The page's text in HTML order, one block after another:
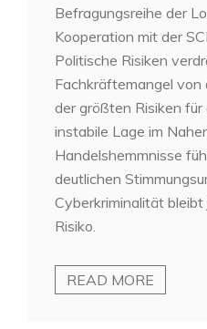
Befragungsreihe der
Kooperation mit der
Politische Risiken
Fachkräftemangel
der größten Risiken für
instabile Lage im
Handelshemmnisse
deutlichen
Cyberkriminalität
Risiko.
READ MORE